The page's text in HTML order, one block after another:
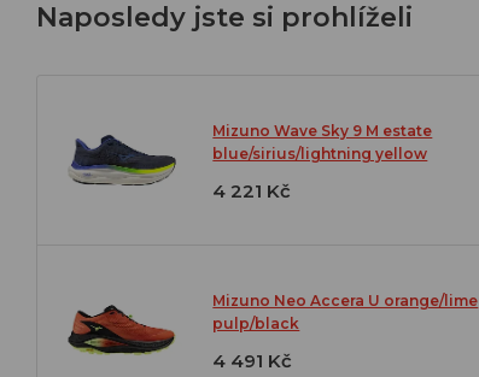
Naposledy jste si prohlíželi
Mizuno Wave Sky 9 M estate
blue/sirius/lightning yellow
4 221 Kč
Mizuno Neo Accera U orange/lime
pulp/black
4 491 Kč